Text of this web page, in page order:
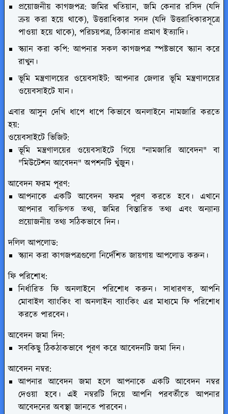
প্রয়োজনীয় কাগজপত্র: জমির খতিয়ান, জমি কেনার রসিদ (যদি
ক্রয় করা হয়ে থাকে), উত্তরাধিকার সনদ (যদি উত্তরাধিকারসূত্রে
পাওয়া হয়ে থাকে), পরিচয়পত্র, ঠিকানার প্রমাণ ইত্যাদি।
স্ক্যান করা কপি: আপনার সকল কাগজপত্র স্পষ্টভাবে স্ক্যান করে
রাখুন।
ভূমি মন্ত্রণালয়ের ওয়েবসাইট: আপনার জেলার ভূমি মন্ত্রণালয়ের
ওয়েবসাইটে যান।
এবার আসুন দেখি ধাপে ধাপে কিভাবে অনলাইনে নামজারি করতে
হয়:
ওয়েবসাইটে ভিজিট:
ভূমি মন্ত্রণালয়ের ওয়েবসাইটে গিয়ে "নামজারি আবেদন" বা
"মিউটেশন আবেদন" অপশনটি খুঁজুন।
আবেদন ফরম পূরণ:
আপনাকে একটি আবেদন ফরম পূরণ করতে হবে। এখানে
আপনার ব্যক্তিগত তথ্য, জমির বিস্তারিত তথ্য এবং অন্যান্য
প্রয়োজনীয় তথ্য সঠিকভাবে দিন।
দলিল আপলোড:
স্ক্যান করা কাগজপত্রগুলো নির্দেশিত জায়গায় আপলোড করুন।
ফি পরিশোধ:
নির্ধারিত ফি অনলাইনে পরিশোধ করুন। সাধারণত, আপনি
মোবাইল ব্যাংকিং বা অনলাইন ব্যাংকিং এর মাধ্যমে ফি পরিশোধ
করতে পারবেন।
আবেদন জমা দিন:
সবকিছু ঠিকঠাকভাবে পূরণ করে আবেদনটি জমা দিন।
আবেদন নম্বর:
আপনার আবেদন জমা হলে আপনাকে একটি আবেদন নম্বর
দেওয়া হবে। এই নম্বরটি দিয়ে আপনি পরবর্তীতে আপনার
আবেদনের অবস্থা জানতে পারবেন।